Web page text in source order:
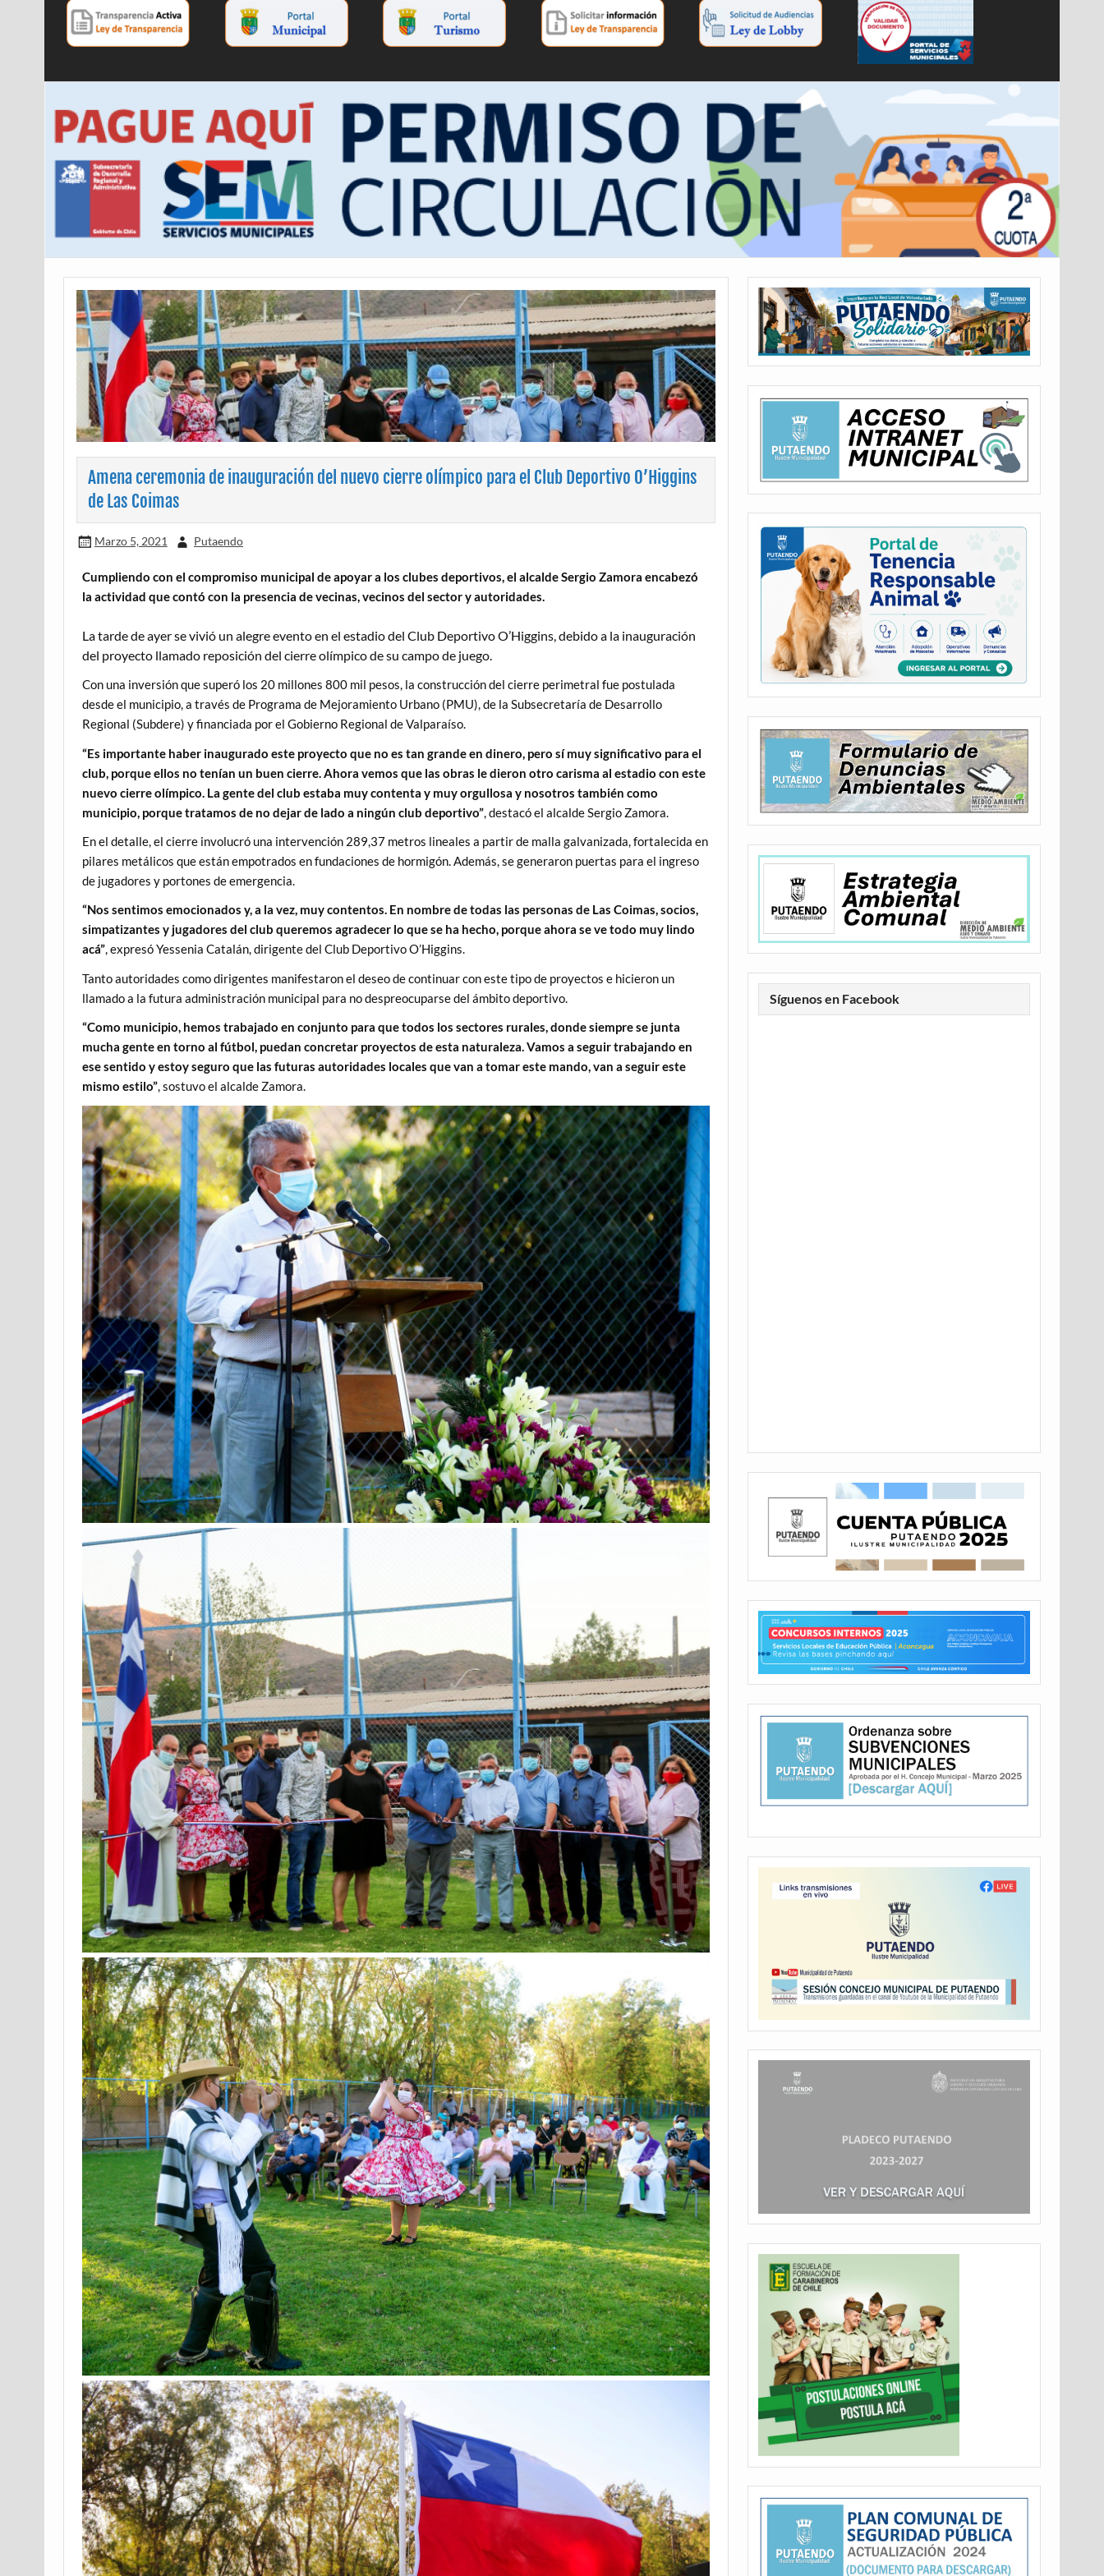
Amena ceremonia de inauguración del nuevo cierre olímpico para el Club Deportivo O’Higgins
de Las Coimas
Marzo 5, 2021 Putaendo
Cumpliendo con el compromiso municipal de apoyar a los clubes deportivos, el alcalde Sergio Zamora encabezó
la actividad que contó con la presencia de vecinas, vecinos del sector y autoridades.
La tarde de ayer se vivió un alegre evento en el estadio del Club Deportivo O’Higgins, debido a la inauguración
del proyecto llamado reposición del cierre olímpico de su campo de juego.
Con una inversión que superó los 20 millones 800 mil pesos, la construcción del cierre perimetral fue postulada
desde el municipio, a través de Programa de Mejoramiento Urbano (PMU), de la Subsecretaría de Desarrollo
Regional (Subdere) y financiada por el Gobierno Regional de Valparaíso.
“Es importante haber inaugurado este proyecto que no es tan grande en dinero, pero sí muy significativo para el
club, porque ellos no tenían un buen cierre. Ahora vemos que las obras le dieron otro carisma al estadio con este
nuevo cierre olímpico. La gente del club estaba muy contenta y muy orgullosa y nosotros también como
municipio, porque tratamos de no dejar de lado a ningún club deportivo”, destacó el alcalde Sergio Zamora.
En el detalle, el cierre involucró una intervención 289,37 metros lineales a partir de malla galvanizada, fortalecida en
pilares metálicos que están empotrados en fundaciones de hormigón. Además, se generaron puertas para el ingreso
de jugadores y portones de emergencia.
“Nos sentimos emocionados y, a la vez, muy contentos. En nombre de todas las personas de Las Coimas, socios,
simpatizantes y jugadores del club queremos agradecer lo que se ha hecho, porque ahora se ve todo muy lindo
acá”, expresó Yessenia Catalán, dirigente del Club Deportivo O’Higgins.
Tanto autoridades como dirigentes manifestaron el deseo de continuar con este tipo de proyectos e hicieron un
llamado a la futura administración municipal para no despreocuparse del ámbito deportivo.
“Como municipio, hemos trabajado en conjunto para que todos los sectores rurales, donde siempre se junta
mucha gente en torno al fútbol, puedan concretar proyectos de esta naturaleza. Vamos a seguir trabajando en
ese sentido y estoy seguro que las futuras autoridades locales que van a tomar este mando, van a seguir este
mismo estilo”, sostuvo el alcalde Zamora.
Síguenos en Facebook